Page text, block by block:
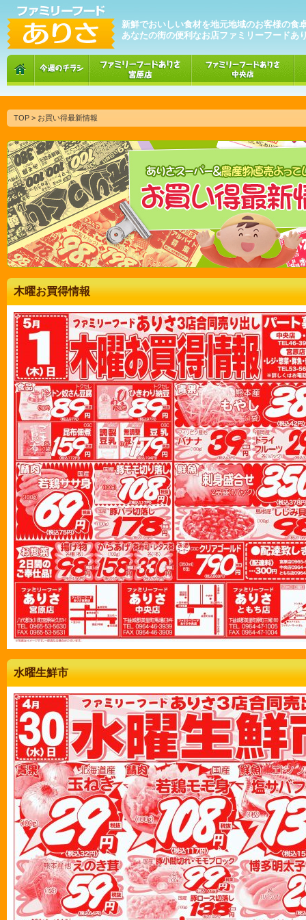
新鮮でおいしい食材を地元地域のお客様の食
あなたの街の便利なお店ファミリーフードあ
TOP > お買い得最新情報
木曜お買得情報
水曜生鮮市